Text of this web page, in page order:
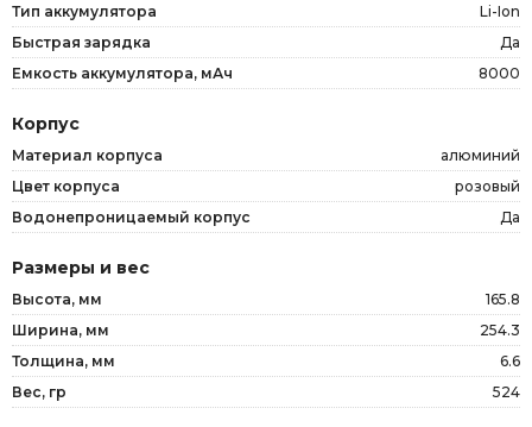
Тип аккумулятора
Li-Ion
Быстрая зарядка
Да
Емкость аккумулятора, мАч
8000
Корпус
Материал корпуса
алюминий
Цвет корпуса
розовый
Водонепроницаемый корпус
Да
Размеры и вес
Высота, мм
165.8
Ширина, мм
254.3
Толщина, мм
6.6
Вес, гр
524